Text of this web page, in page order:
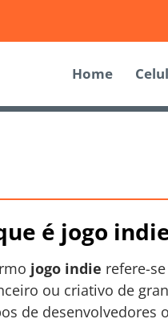
Home
é jogo
jogo indie refere-
ou criativo de
de